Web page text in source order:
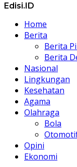
Edisi.ID
Home
Berita
Berita
Berita
Nasional
Lingkungan
Kesehatan
Agama
Olahraga
Bola
Opini
Ekonomi